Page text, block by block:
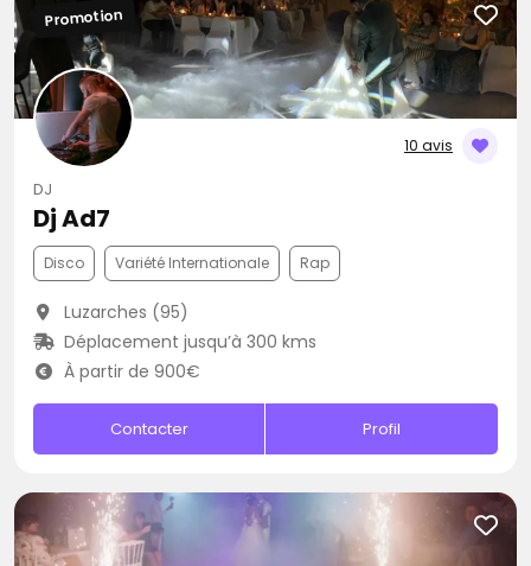
10 avis
Promotion
DJ
Dj Ad7
Disco Variété Internationale Rap
Luzarches (95)
Déplacement jusqu’à 300 kms
À partir de 900€
Contacter Profil